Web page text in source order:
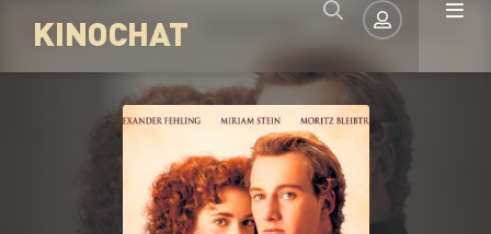
KINOCHAT
Авторизация